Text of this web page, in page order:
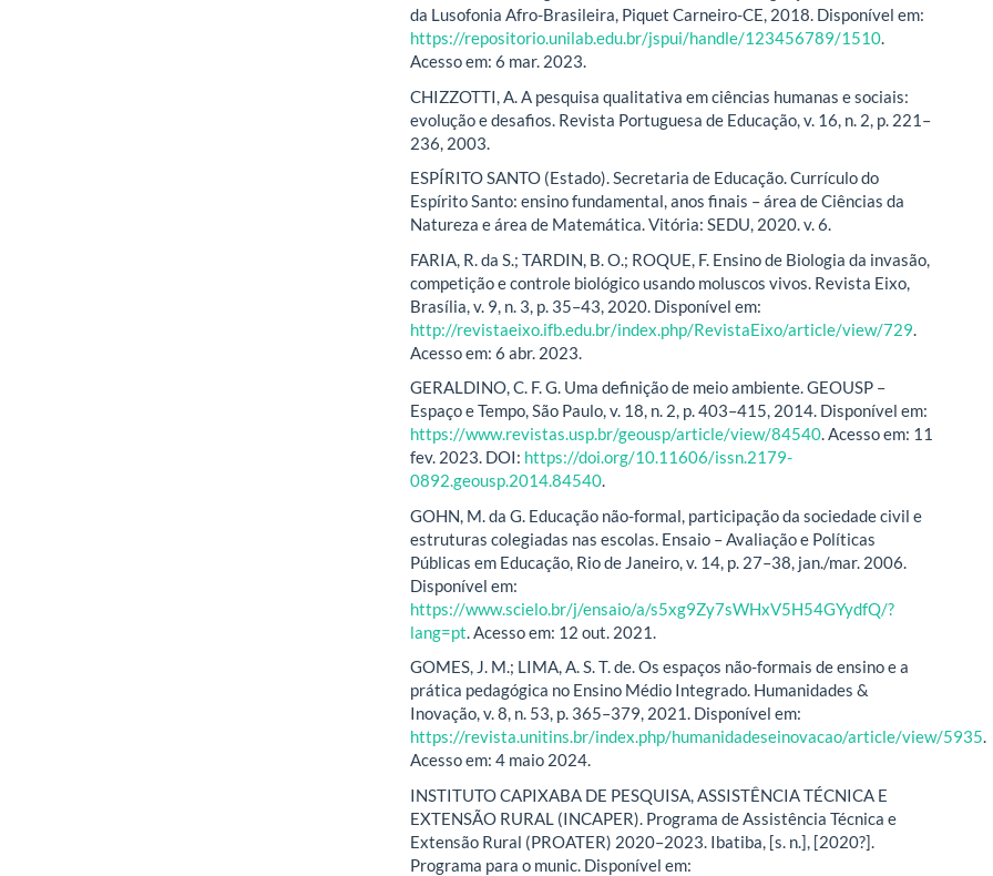
da Lusofonia Afro-Brasileira, Piquet Carneiro-CE, 2018. Disponível em:
https://repositorio.unilab.edu.br/jspui/handle/123456789/1510.
Acesso em: 6 mar. 2023.
CHIZZOTTI, A. A pesquisa qualitativa em ciências humanas e sociais:
evolução e desafios. Revista Portuguesa de Educação, v. 16, n. 2, p. 221–
236, 2003.
ESPÍRITO SANTO (Estado). Secretaria de Educação. Currículo do
Espírito Santo: ensino fundamental, anos finais – área de Ciências da
Natureza e área de Matemática. Vitória: SEDU, 2020. v. 6.
FARIA, R. da S.; TARDIN, B. O.; ROQUE, F. Ensino de Biologia da invasão,
competição e controle biológico usando moluscos vivos. Revista Eixo,
Brasília, v. 9, n. 3, p. 35–43, 2020. Disponível em:
http://revistaeixo.ifb.edu.br/index.php/RevistaEixo/article/view/729
Acesso em: 6 abr. 2023.
GERALDINO, C. F. G. Uma definição de meio ambiente. GEOUSP –
Espaço e Tempo, São Paulo, v. 18, n. 2, p. 403–415, 2014. Disponível em:
https://www.revistas.usp.br/geousp/article/view/84540. Acesso em: 11
fev. 2023. DOI: https://doi.org/10.11606/issn.2179-
0892.geousp.2014.84540.
GOHN, M. da G. Educação não-formal, participação da sociedade civil e
estruturas colegiadas nas escolas. Ensaio – Avaliação e Políticas
Públicas em Educação, Rio de Janeiro, v. 14, p. 27–38, jan./mar. 2006.
Disponível em:
https://www.scielo.br/j/ensaio/a/s5xg9Zy7sWHxV5H54GYydfQ/?
lang=pt . Acesso em: 12 out. 2021.
GOMES, J. M.; LIMA, A. S. T. de. Os espaços não-formais de ensino e a
prática pedagógica no Ensino Médio Integrado. Humanidades &
Inovação, v. 8, n. 53, p. 365–379, 2021. Disponível em:
https://revista.unitins.br/index.php/humanidadeseinovacao/article/view/5935.
Acesso em: 4 maio 2024.
INSTITUTO CAPIXABA DE PESQUISA, ASSISTÊNCIA TÉCNICA E
EXTENSÃO RURAL (INCAPER). Programa de Assistência Técnica e
Extensão Rural (PROATER) 2020–2023. Ibatiba, [s. n.], [2020?].
Programa para o munic. Disponível em: